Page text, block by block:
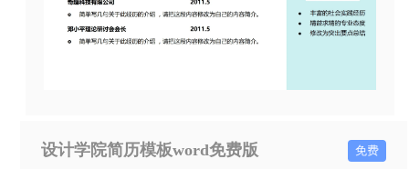
设计学院简历模板word免费版 免费